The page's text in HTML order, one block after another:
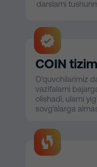
O‘quvchilarimiz
vazifalarni
olishadi, ularni
sovg‘alarga
COIN
darslarni